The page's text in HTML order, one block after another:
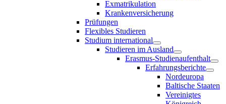
Exmatrikulation
Krankenversicherung
Prüfungen
Flexibles Studieren
Studium international
Studieren im Ausland
Erasmus-Studienaufenthalt
Erfahrungsberichte
Nordeuropa
Baltische Staaten
Vereinigtes